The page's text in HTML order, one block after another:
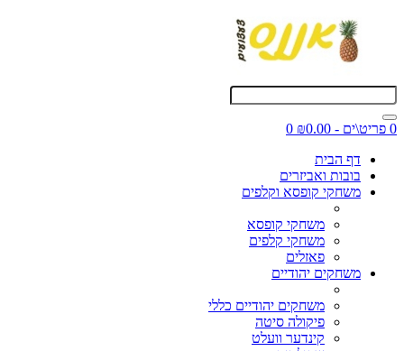
0 פריט\ים - ₪0.00
0
דף הבית
בובות ואביזרים
משחקי קופסא וקלפים
משחקי קופסא
משחקי קלפים
פאזלים
משחקים יהודיים
משחקים יהודיים כללי
פיקולה סיטה
קינדער וועלט